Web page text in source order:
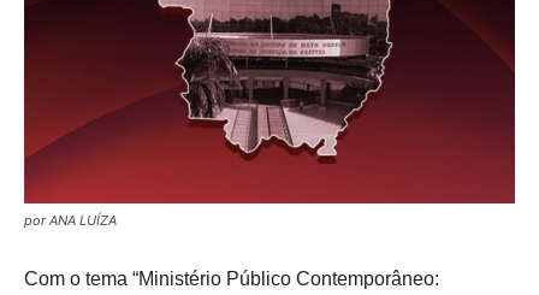
por ANA LUÍZA
Com o tema “Ministério Público Contemporâneo: